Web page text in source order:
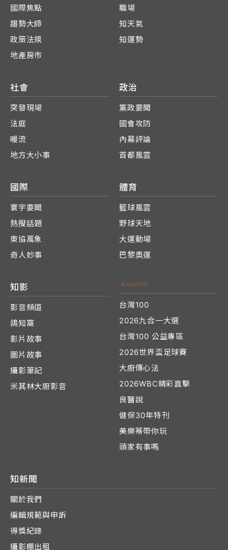
國際焦點
趨勢大師
政策法規
地產房市
職場
知天氣
知運勢
社會
突發現場
法庭
暖流
地方大小事
政治
黨政要聞
國會攻防
內幕評論
首都風雲
國際
寰宇要聞
熱搜話題
東協萬象
奇人妙事
體育
籃球風雲
野球天地
大運動場
巴黎奧運
知影
影音頻道
鴿知窩
影片故事
圖片故事
攝影筆記
米其林大廚影音
台灣100
2026九合一大選
台灣100 公益專區
2026世界盃足球賽
大廚傳心法
2026WBC精彩直擊
良醫說
健保30年特刊
美樂蒂帶你玩
頭家有事嗎
知新聞
關於我們
編輯規範與申訴
得獎紀錄
攝影棚出租